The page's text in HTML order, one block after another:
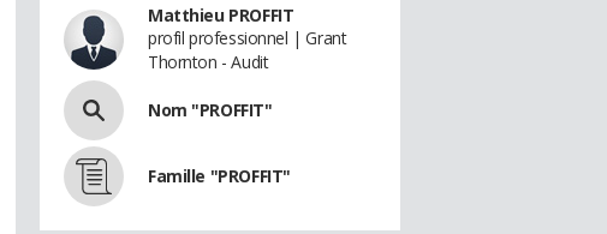
Matthieu PROFFIT
profil professionnel | Grant
Thornton - Audit
Nom "PROFFIT"
Famille "PROFFIT"